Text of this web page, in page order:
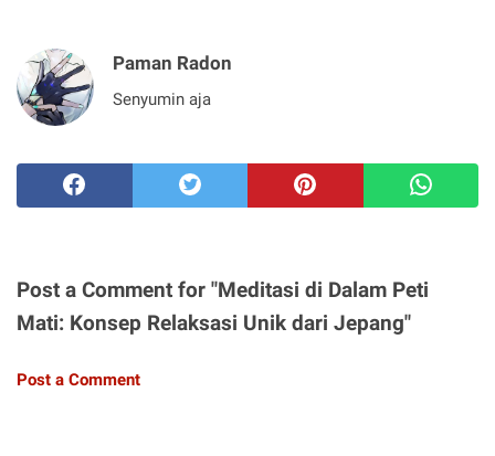
Paman Radon
Senyumin aja
Post a Comment for "Meditasi di Dalam Peti
Mati: Konsep Relaksasi Unik dari Jepang"
Post a Comment